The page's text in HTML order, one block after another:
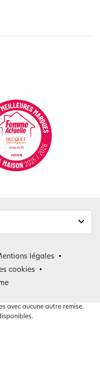
légales
cookies
avec aucune autre remise.